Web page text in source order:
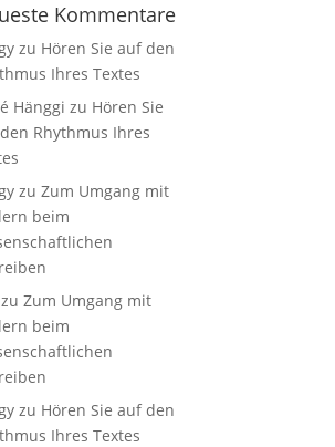
Kommentare
zu Hören Sie auf den
Ihres Textes
Hänggi zu Hören Sie
Rhythmus Ihres
zuZum Umgang mit
beim
zuZum Umgang mit
beim
zu Hören Sie auf den
Ihres Textes